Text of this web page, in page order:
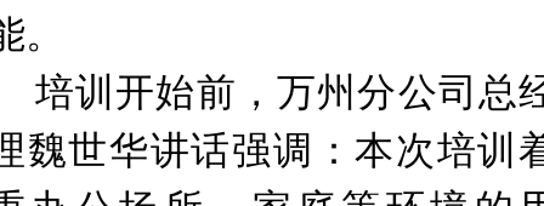
。‌
培训开始前，万州分公司总
魏世华讲话强调：本次培训